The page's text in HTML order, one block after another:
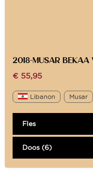
2018-MUSAR BEKAA
€ 55,95
Libanon Musar
Fles
Doos (6)